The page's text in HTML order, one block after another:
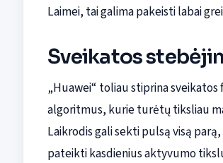
Laimei, tai galima pakeisti labai
Sveikatos
„Huawei“ toliau stiprina
algoritmus, kurie turėtų tiksliau
Laikrodis gali sekti pulsą visą
pateikti kasdienius aktyvumo